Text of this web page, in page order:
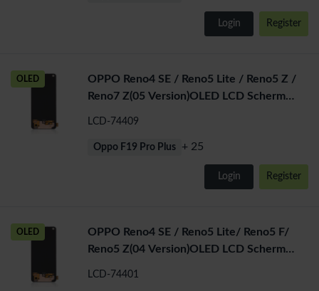
Login Register
OLED
OPPO Reno4 SE / Reno5 Lite / Reno5 Z /
Reno7 Z(05 Version)OLED LCD Scherm
LCD-74409
Oppo F19 Pro Plus + 25
Login Register
OLED
OPPO Reno4 SE / Reno5 Lite/ Reno5 F/
Reno5 Z(04 Version)OLED LCD Scherm
LCD-74401